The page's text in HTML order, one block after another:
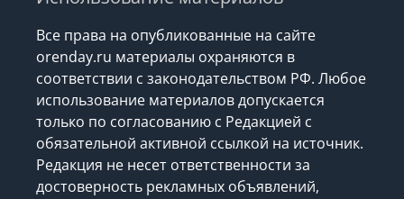
Все права на опубликованные на сайте
orenday.ru материалы охраняются в
соответствии с законодательством РФ. Любое
использование материалов допускается
только по согласованию с Редакцией с
обязательной активной ссылкой на источник.
Редакция не несет ответственности за
достоверность рекламных объявлений,